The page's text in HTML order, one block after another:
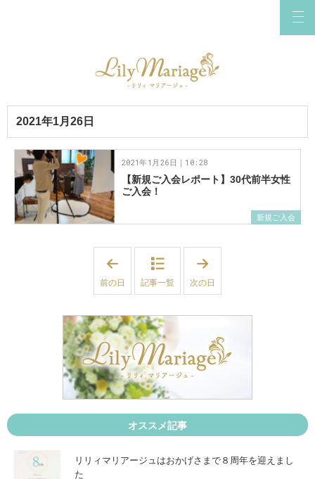
2021年1月26日
新規ご入会
【新規ご入会レポート】30代前半女性
ご入会！
2021年1月26日｜10:28
1
1
月
2
5
日
」
前の日 記事一覧
1
1
2
9
日
次の日
オススメ記事
リリィマリアージュはおかげさまで８周年を迎えまし
た